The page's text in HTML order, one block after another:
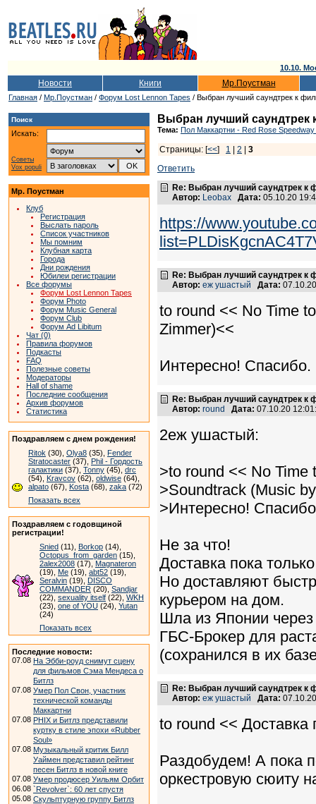
10.10.
Новости Книги Мр.Поустман
Главная / Мр.Поустман / Форум Lost Lennon Tapes / Выбран лучший саундтрек к
Поиск
Искать:
Советы
Vox populi
Мр. Поустман
Клуб
Регистрация
Выслать пароль
Список участников
Мы помним
Клубная карта
Города
Дни рождения
Юбилеи регистрации
Все форумы
Форум Lost Lennon Tapes
Форум Photo
Форум Music General
Форум Club
Форум Ad Libitum
Чат (0)
Правила форумов
Подкасты
FAQ
Полезные советы
Модераторы
Hall of shame
Последние сообщения
Архив форумов
Статистика
Поздравляем с днем рождения!
Ritok (30), Olya8 (35), Fender
Stratocaster (37), Phil - Гордость
галактики (37), Tonny (45), drc
(54), Kravcov (62), oldwise (64),
alpato (67), Kosta (68), zaka (72)
Показать всех
Поздравляем с годовщиной
регистрации!
Snied (11), Borkop (14),
Octopus_from_garden (15),
2alex2008 (17), Magnateron
(19), Me (19), abt52 (19),
Seralvin (19), DISCO
COMMANDER (20), Sandjar
(22), sexuality itself (22), WKH
(23), one of YOU (24), Yutan
(24)
Показать всех
Последние новости:
07.08 На Эбби-роуд снимут сцену
для фильмов Сэма Мендеса о
Битлз
07.08 Умер Пол Свон, участник
технической команды
Маккартни
07.08 PHIX и Битлз представили
куртку в стиле эпохи «Rubber
Soul»
07.08 Музыкальный критик Билл
Уаймен представил рейтинг
песен Битлз в новой книге
07.08 Умер продюсер Уильям Орбит
06.08 `Revolver`: 60 лет спустя
05.08 Скульптурную группу Битлз
Выбран лучший
Тема: Пол Маккартни - Red Rose
Страницы: [<<] 1 2
3
Ответить
Re: Выбран лучший саундтрек
Автор: Leobax Дата: 05.10.20
https://
Re: Выбран лучший саундтрек
Автор: еж ушастый Дата:
to round << No Time
Zimmer)<<
Интересно! Спасибо.
Re: Выбран лучший саундтрек
Автор: round Дата: 07.10.20
2еж ушастый:
>to round << No Time
>Soundtrack (Music
>Интересно!
Не за что!
Доставка пока
Но доставляют
курьером на дом.
Шла из Японии
ГБС-Брокер для
(сохранился в их
Re: Выбран лучший саундтрек
Автор: еж ушастый Дата:
to round << Доставка
Раздобудем! А пока
оркестровую сюиту